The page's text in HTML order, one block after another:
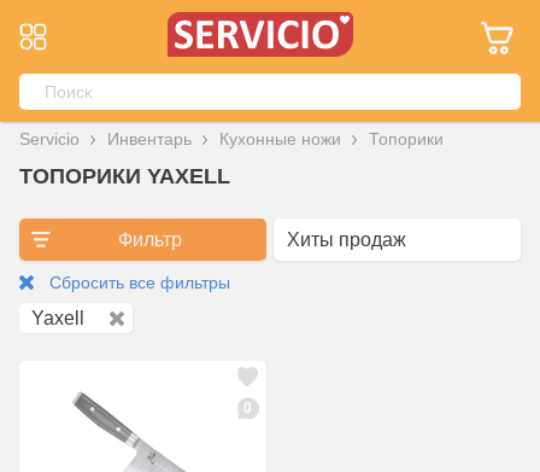
Servicio Инвентарь Кухонные ножи Топорики
ТОПОРИКИ YAXELL
Фильтр
Сбросить все фильтры
Yaxell
0